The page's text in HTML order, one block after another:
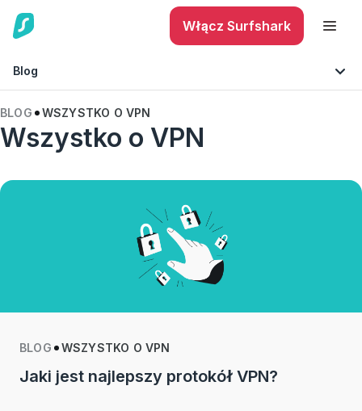
Włącz Surfshark
Blog
Bezpieczny telefon
Ochrona tożsamości
Wskazówki i porady
BLOG WSZYSTKO O VPN
Wszystko o VPN
BLOG WSZYSTKO O VPN
Jaki jest najlepszy protokół VPN?